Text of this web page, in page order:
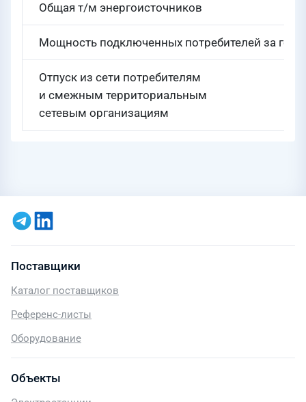
Общая т/м энергоисточников
Мощность подключенных потребителей за год
Отпуск из сети потребителям
и смежным территориальным
сетевым организациям
Поставщики
Каталог поставщиков
Референс-листы
Оборудование
Объекты